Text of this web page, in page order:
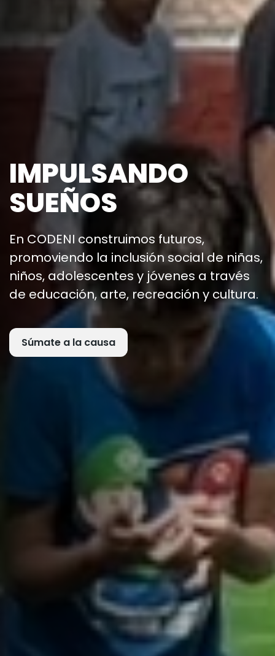
IMPULSANDO
SUEÑOS
En CODENI construimos futuros,
promoviendo la inclusión social de niñas,
niños, adolescentes y jóvenes a través
de educación, arte, recreación y cultura.
Súmate a la causa